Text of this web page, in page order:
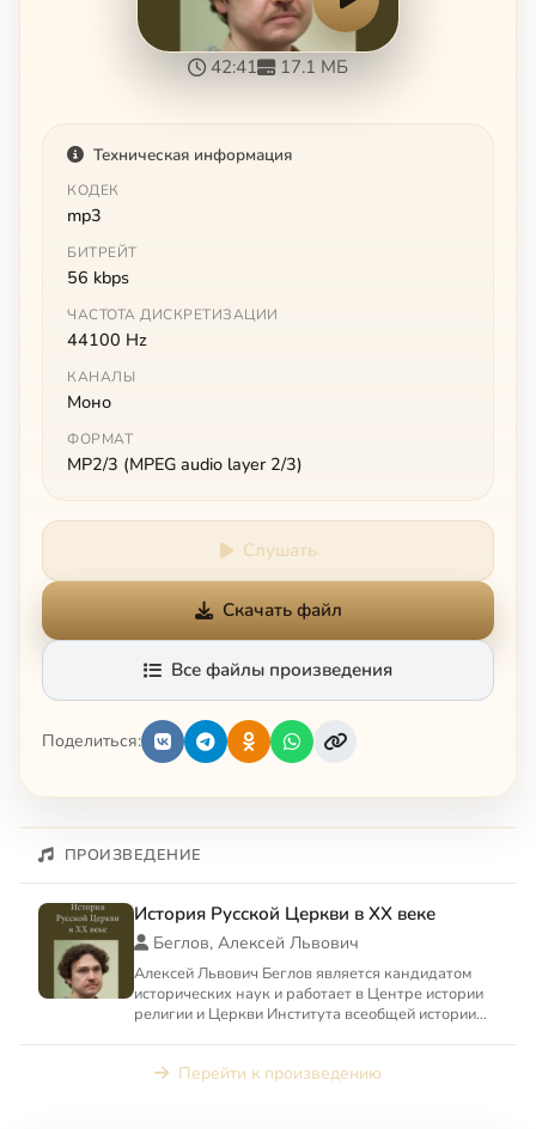
42:41 17.1 МБ
Техническая информация
КОДЕК
mp3
БИТРЕЙТ
56 kbps
ЧАСТОТА ДИСКРЕТИЗАЦИИ
44100 Hz
КАНАЛЫ
Моно
ФОРМАТ
MP2/3 (MPEG audio layer 2/3)
Слушать
Скачать файл
Все файлы произведения
Поделиться:
ПРОИЗВЕДЕНИЕ
История Русской Церкви в XX веке
Беглов, Алексей Львович
Алексей Львович Беглов является кандидатом
исторических наук и работает в Центре истории
религии и Церкви Института всеобщей истории
Перейти к произведению